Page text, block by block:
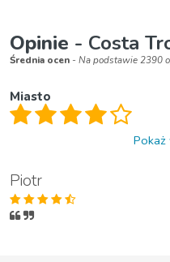
Opinie - Costa
Średnia ocen - Na podstawie 2390
Miasto
Pokaż
Piotr